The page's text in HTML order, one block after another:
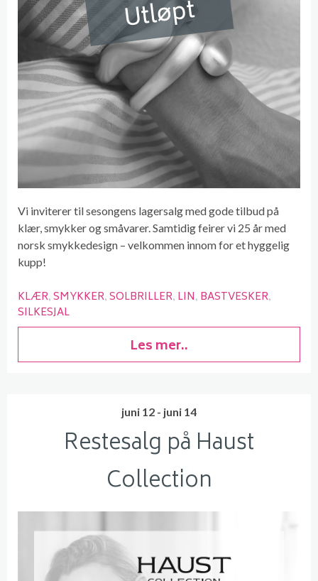
Utløpt
Vi inviterer til sesongens lagersalg med gode tilbud på
klær, smykker og småvarer. Samtidig feirer vi 25 år med
norsk smykkedesign – velkommen innom for et hyggelig
kupp!
KLÆR SMYKKER SOLBRILLER LIN BASTVESKER
SILKESJAL
Les mer..
juni 12 - juni 14
Restesalg på Haust
Collection